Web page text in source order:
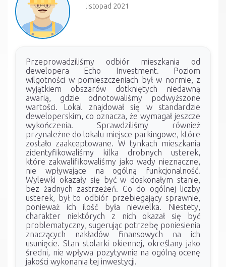
listopad 2021
Przeprowadziliśmy odbiór mieszkania od
dewelopera Echo Investment. Poziom
wilgotności w pomieszczeniach był w normie, z
wyjątkiem obszarów dotkniętych niedawną
awarią, gdzie odnotowaliśmy podwyższone
wartości. Lokal znajdował się w standardzie
deweloperskim, co oznacza, że wymagał jeszcze
wykończenia. Sprawdziliśmy również
przynależne do lokalu miejsce parkingowe, które
zostało zaakceptowane. W tynkach mieszkania
zidentyfikowaliśmy kilka drobnych usterek,
które zakwalifikowaliśmy jako wady nieznaczne,
nie wpływające na ogólną funkcjonalność.
Wylewki okazały się być w doskonałym stanie,
bez żadnych zastrzeżeń. Co do ogólnej liczby
usterek, był to odbiór przebiegający sprawnie,
ponieważ ich ilość była niewielka. Niestety,
charakter niektórych z nich okazał się być
problematyczny, sugerując potrzebę poniesienia
znaczących nakładów finansowych na ich
usunięcie. Stan stolarki okiennej, określany jako
średni, nie wpływa pozytywnie na ogólną ocenę
jakości wykonania tej inwestycji.